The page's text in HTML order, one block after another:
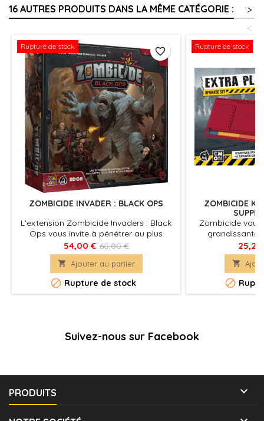
16 AUTRES PRODUITS DANS LA MÊME CATÉGORIE :
>
<
Rupture de stock
ZOMBICIDE INVADER : BLACK OPS
L’extension Zombicide Invaders : Black
Ops vous invite à pénétrer au plus
profond de PK-L7. Là où règnent des
Xenos cauchemardesques. Rassurez-
vous : cette boîte contient tout ce dont
vous aurez besoin pour leur tenir tête !
54,00 € 60,00 €
 Ajouter au panier
 Rupture de stock
favorite_border Rupture de stock
ZOMBICIDE
Zombicide
grandissante
lesquels jouer.
faire des méga
12
25,20


Suivez-nous sur Facebook
PRODUITS 